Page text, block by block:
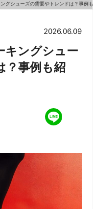
グシューズの需要やトレンドは？事例
2026.06.09
キングシュー
？事例も紹